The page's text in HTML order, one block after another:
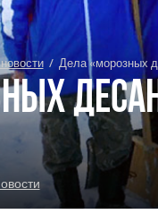
/ Дела «морозных